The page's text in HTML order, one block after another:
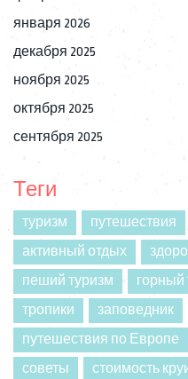
января 2026
декабря 2025
ноября 2025
октября 2025
сентября 2025
Теги
туризм путешествия
активный отдых
пеший туризм
горный
тропики
заповедник
путешествия по Европе
советы
стоимость